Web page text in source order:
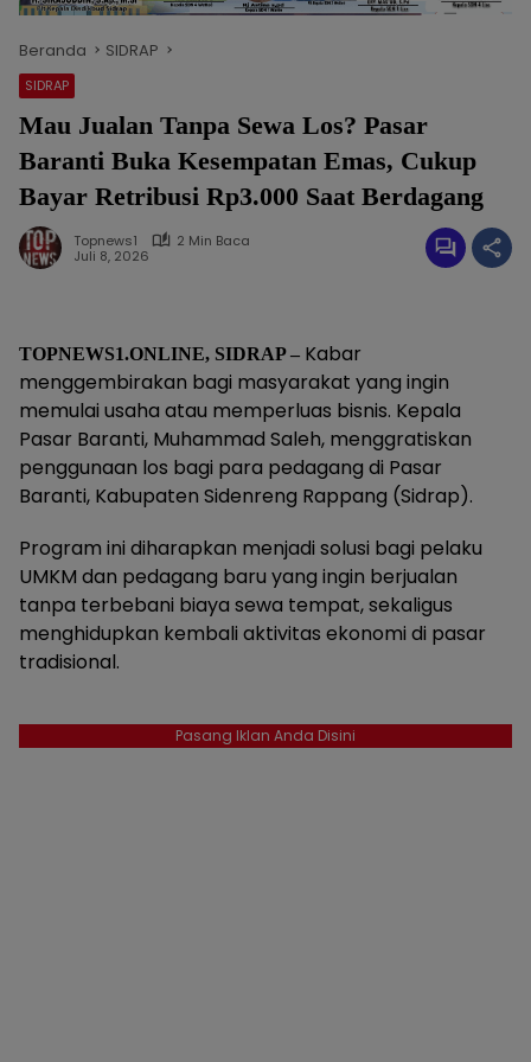
Beranda SIDRAP
SIDRAP
Mau Jualan Tanpa Sewa Los? Pasar
Baranti Buka Kesempatan Emas, Cukup
Bayar Retribusi Rp3.000 Saat Berdagang
Topnews1
2 Min Baca
Juli 8, 2026
TOPNEWS1.ONLINE, SIDRAP – Kabar
menggembirakan bagi masyarakat yang ingin
memulai usaha atau memperluas bisnis. Kepala
Pasar Baranti, Muhammad Saleh, menggratiskan
penggunaan los bagi para pedagang di Pasar
Baranti, Kabupaten Sidenreng Rappang (Sidrap).
Program ini diharapkan menjadi solusi bagi pelaku
UMKM dan pedagang baru yang ingin berjualan
tanpa terbebani biaya sewa tempat, sekaligus
menghidupkan kembali aktivitas ekonomi di pasar
tradisional.
Pasang Iklan Anda Disini